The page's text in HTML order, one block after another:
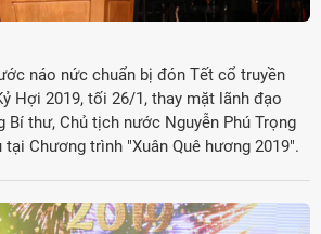
náo nức chuẩn bị đón Tết cổ truyền
Hợi 2019, tối 26/1, thay mặt lãnh đạo
Bí thư, Chủ tịch nước Nguyễn Phú Trọng
Chương trình "Xuân Quê hương 2019".